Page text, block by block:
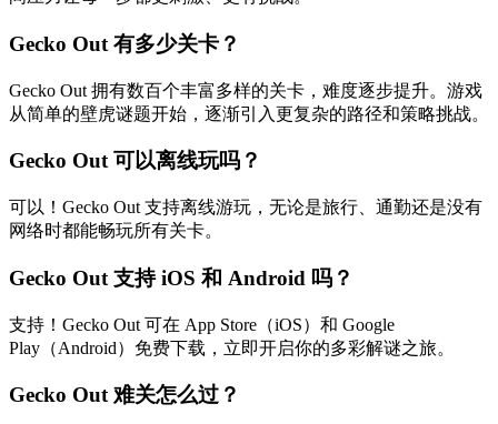
Gecko Out 有多少关卡？
Gecko Out 拥有数百个丰富多样的关卡，难度逐步提升。游戏
从简单的壁虎谜题开始，逐渐引入更复杂的路径和策略挑战。
Gecko Out 可以离线玩吗？
可以！Gecko Out 支持离线游玩，无论是旅行、通勤还是没有
网络时都能畅玩所有关卡。
Gecko Out 支持 iOS 和 Android 吗？
支持！Gecko Out 可在 App Store（iOS）和 Google
Play（Android）免费下载，立即开启你的多彩解谜之旅。
Gecko Out 难关怎么过？